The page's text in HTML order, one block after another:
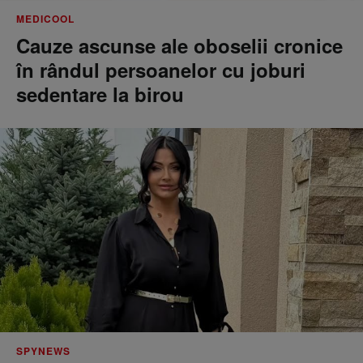
MEDICOOL
Cauze ascunse ale oboselii cronice
în rândul persoanelor cu joburi
sedentare la birou
SPYNEWS